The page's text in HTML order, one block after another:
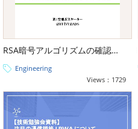
RSA暗号アルゴリズムの確認とPythonによる極めてシンプルな実装
Engineering
Views：1729